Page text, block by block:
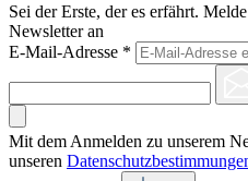
Sei der Erste, der es erfährt.
Newsletter an
E-Mail-Adresse *
Mit dem Anmelden zu unserem
unseren